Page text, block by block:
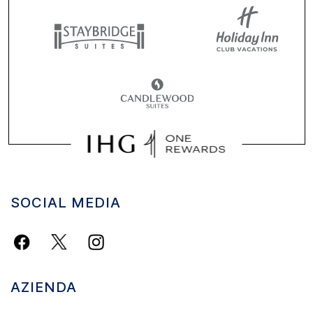
SOCIAL MEDIA
AZIENDA